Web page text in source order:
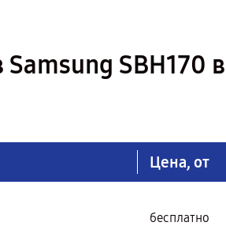
SBH170
Цена, от
бесплатно